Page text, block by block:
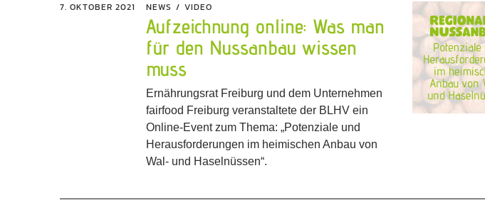
7. OKTOBER 2021 NEWS VIDEO
Aufzeichnung online: Was man
für den Nussanbau wissen
muss
Ernährungsrat Freiburg und dem Unternehmen
fairfood Freiburg veranstaltete der BLHV ein
Online-Event zum Thema: „Potenziale und
Herausforderungen im heimischen Anbau von
Wal- und Haselnüssen“.